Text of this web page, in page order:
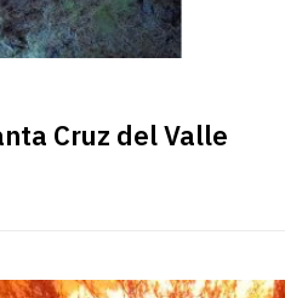
Cruz del Valle